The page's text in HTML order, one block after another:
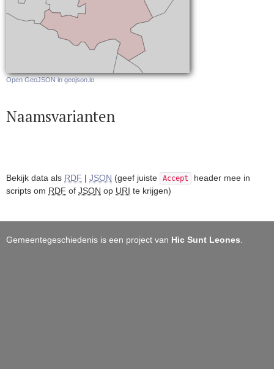
Open GeoJSON in geojson.io
Naamsvarianten
Bekijk data als RDF | JSON (geef juiste Accept
header mee in
scripts om RDF of JSON op URI te krijgen)
Gemeentegeschiedenis is een project van Hic Sunt Leones